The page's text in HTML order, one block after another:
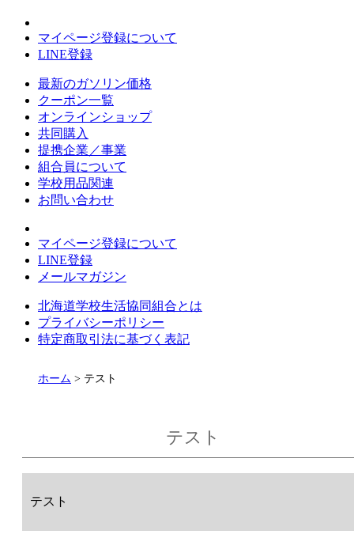
マイページ登録について
LINE登録
最新のガソリン価格
クーポン一覧
オンラインショップ
共同購入
提携企業／事業
組合員について
学校用品関連
お問い合わせ
マイページ登録について
LINE登録
メールマガジン
北海道学校生活協同組合とは
プライバシーポリシー
特定商取引法に基づく表記
ホーム > テスト
テスト
テスト